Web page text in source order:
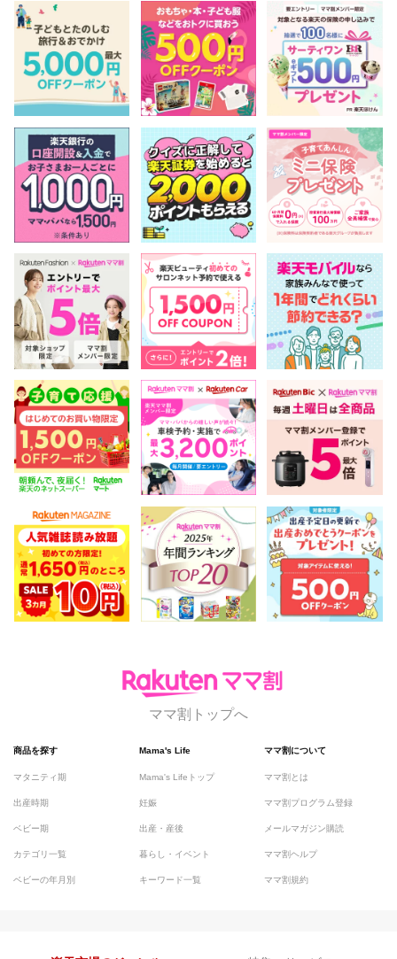
ママ割トップへ
商品を探す
マタニティ期
出産時期
ベビー期
カテゴリ一覧
ベビーの年月別
Mama's Life
Mama's Lifeトップ
妊娠
出産・産後
暮らし・イベント
キーワード一覧
ママ割について
ママ割とは
ママ割プログラム登録
メールマガジン購読
ママ割ヘルプ
ママ割規約